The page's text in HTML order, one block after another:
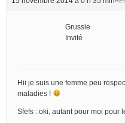
Grussie
Invité
Hii je suis une femme peu
maladies !
Sfefs : oki, autant pour moi pour